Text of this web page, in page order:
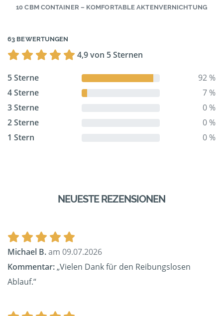
10 CBM CONTAINER – KOMFORTABLE AKTENVERNICHTUNG
63 BEWERTUNGEN
4,9 von 5 Sternen
5 Sterne
92 %
4 Sterne
7 %
3 Sterne
0 %
2 Sterne
0 %
1 Stern
0 %
NEUESTE REZENSIONEN
Michael B.am 09.07.2026
Kommentar:„Vielen Dank für den Reibungslosen
Ablauf.“